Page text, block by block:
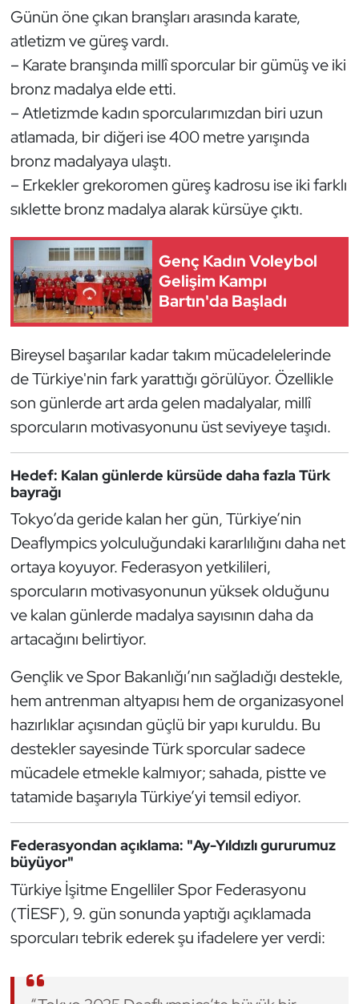
Günün öne çıkan branşları arasında karate,
atletizm ve güreş vardı.
– Karate branşında millî sporcular bir gümüş ve iki
bronz madalya elde etti.
– Atletizmde kadın sporcularımızdan biri uzun
atlamada, bir diğeri ise 400 metre yarışında
bronz madalyaya ulaştı.
– Erkekler grekoromen güreş kadrosu ise iki farklı
sıklette bronz madalya alarak kürsüye çıktı.
Genç Kadın Voleybol
Gelişim Kampı
Bartın'da Başladı
Bireysel başarılar kadar takım mücadelelerinde
de Türkiye'nin fark yarattığı görülüyor. Özellikle
son günlerde art arda gelen madalyalar, millî
sporcuların motivasyonunu üst seviyeye taşıdı.
Hedef: Kalan günlerde kürsüde daha fazla Türk
bayrağı
Tokyo’da geride kalan her gün, Türkiye’nin
Deaflympics yolculuğundaki kararlılığını daha net
ortaya koyuyor. Federasyon yetkilileri,
sporcuların motivasyonunun yüksek olduğunu
ve kalan günlerde madalya sayısının daha da
artacağını belirtiyor.
Gençlik ve Spor Bakanlığı’nın sağladığı destekle,
hem antrenman altyapısı hem de organizasyonel
hazırlıklar açısından güçlü bir yapı kuruldu. Bu
destekler sayesinde Türk sporcular sadece
mücadele etmekle kalmıyor; sahada, pistte ve
tatamide başarıyla Türkiye’yi temsil ediyor.
Federasyondan açıklama: "Ay-Yıldızlı gururumuz
büyüyor"
Türkiye İşitme Engelliler Spor Federasyonu
(TİESF), 9. gün sonunda yaptığı açıklamada
sporcuları tebrik ederek şu ifadelere yer verdi:
Hava Sporları
Hentbol
İşitme Engelli Sporcular
Judo ve Kuraş
Kano ve Rafting
Karate
Kayak
Kempo
Kürek
Masa Tenisi
Motor Sporları
Muay Thai
Okçuluk
Optimist
Oryantiring
Özel Sporcular
Paralimpik
Ragbi
Su Topu
Sualtı Sporları
Tenis